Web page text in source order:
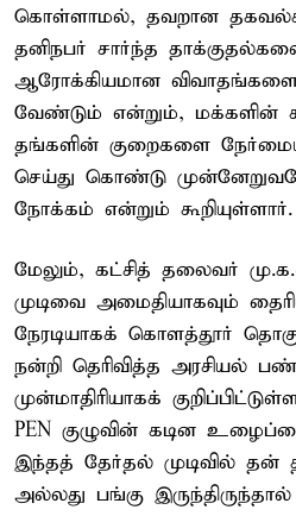
கொள்ளாமல், தவறான
தனிநபர் சார்ந்த
ஆரோக்கியமான
வேண்டும் என்றும், மக்களின்
தங்களின் குறைகளை
செய்து கொண்டு
நோக்கம் என்றும் கூறியுள்ளார்.
மேலும், கட்சித் தலைவர்
முடிவை அமைதியாகவும்
நேரடியாகக் கொளத்தூர்
நன்றி தெரிவித்த அரசியல்
முன்மாதிரியாகக்
PEN குழுவின் கடின
இந்தத் தேர்தல் முடிவில் தன்
அல்லது பங்கு